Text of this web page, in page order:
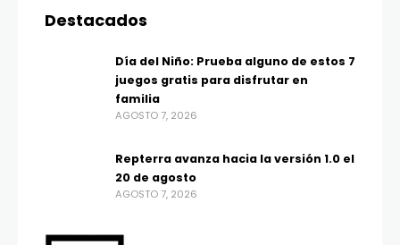
Destacados
Día del Niño: Prueba alguno de estos 7
juegos gratis para disfrutar en
familia
AGOSTO 7, 2026
Repterra avanza hacia la versión 1.0 el
20 de agosto
AGOSTO 7, 2026